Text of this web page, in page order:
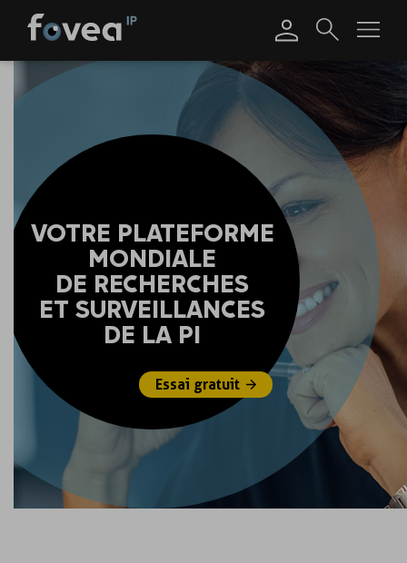
Skip
VOTRE PLATEFORME
MONDIALE
DE RECHERCHES
ET SURVEILLANCES
DE LA PI
Essai gratuit